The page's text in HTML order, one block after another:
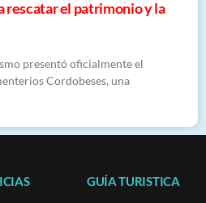
rescatar el patrimonio y la
presentó oficialmente el
Cordobeses, una
GUÍA TURISTICA